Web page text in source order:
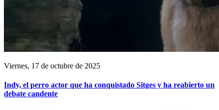
Viernes, 17 de octubre de 2025
Indy, el perro actor que ha conquistado Sitges y ha reabierto un
debate candente